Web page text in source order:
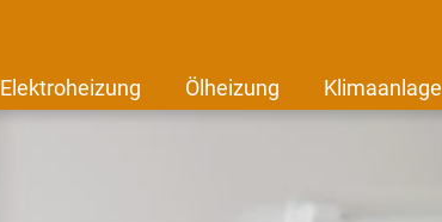
Elektroheizung Ölheizung Klimaanlage